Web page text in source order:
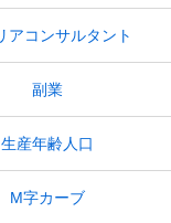
アコンサルタント
副業
生産年齢人口
M字カーブ